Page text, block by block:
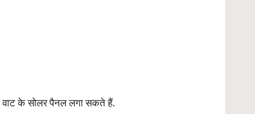
वाट के सोलर पैनल लगा सकते हैं.